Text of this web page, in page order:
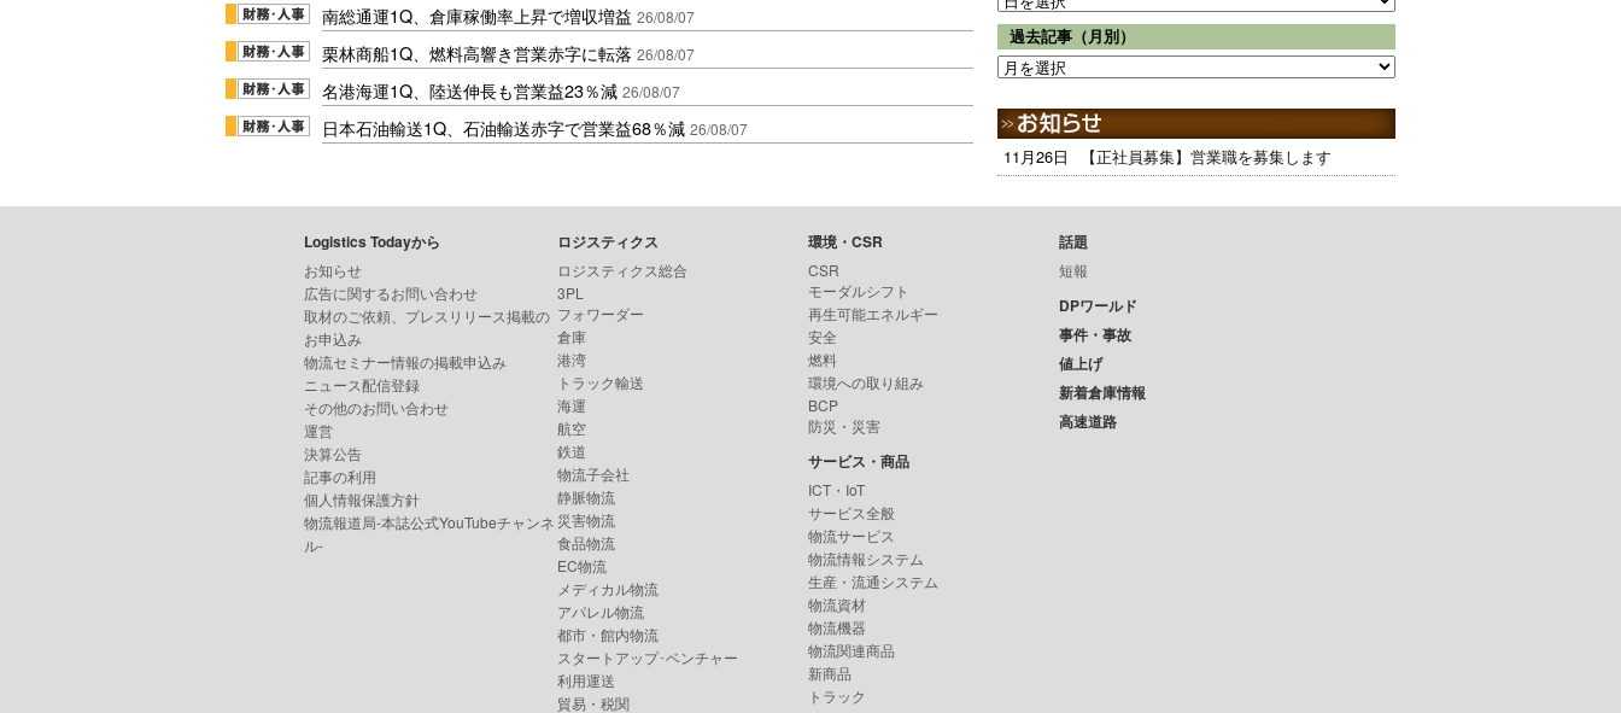
南総通運1Q、倉庫稼働率上昇で増収増益 26/08/07
栗林商船1Q、燃料高響き営業赤字に転落 26/08/07
名港海運1Q、陸送伸長も営業益23％減 26/08/07
日本石油輸送1Q、石油輸送赤字で営業益68％減 26/08/07
過去記事（月別）
11月26日 【正社員募集】営業職を募集します
Logistics Todayから
お知らせ
広告に関するお問い合わせ
取材のご依頼、プレスリリース掲載の
お申込み
物流セミナー情報の掲載申込み
ニュース配信登録
その他のお問い合わせ
運営
決算公告
記事の利用
個人情報保護方針
物流報道局-本誌公式YouTubeチャンネ
ル-
ロジスティクス
ロジスティクス総合
3PL
フォワーダー
倉庫
港湾
トラック輸送
海運
航空
鉄道
物流子会社
静脈物流
災害物流
食品物流
EC物流
メディカル物流
アパレル物流
都市・館内物流
スタートアップ･ベンチャー
利用運送
貿易・税関
環境・CSR
CSR
モーダルシフト
再生可能エネルギー
安全
燃料
環境への取り組み
BCP
防災・災害
サービス・商品
ICT・IoT
サービス全般
物流サービス
物流情報システム
生産・流通システム
物流資材
物流機器
物流関連商品
新商品
トラック
話題
短報
DPワールド
事件・事故
値上げ
新着倉庫情報
高速道路